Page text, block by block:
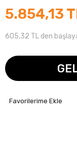
5.854,13
605,32 TL den